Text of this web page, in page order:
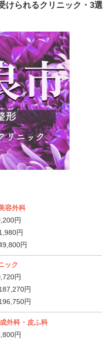
けられるクリニック・3選
容外科
円
円
円
ック
円
円
円
外科・皮ふ科
円